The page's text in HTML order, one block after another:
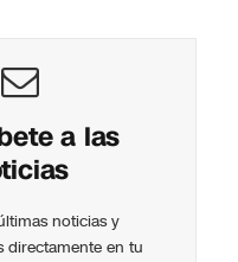
a las
noticias y
directamente en tu